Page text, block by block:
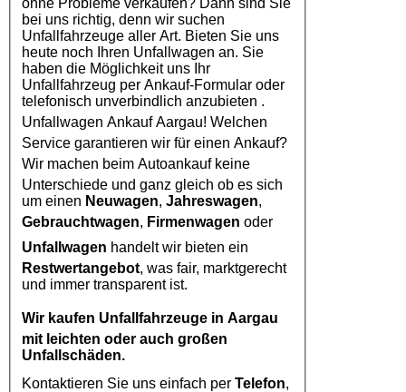
ohne Probleme verkaufen? Dann sind Sie
bei uns richtig, denn wir suchen
Unfallfahrzeuge aller Art. Bieten Sie uns
heute noch Ihren Unfallwagen an. Sie
haben die Möglichkeit uns Ihr
Unfallfahrzeug per Ankauf-Formular oder
telefonisch unverbindlich anzubieten .
Unfallwagen Ankauf Aargau! Welchen
Service garantieren wir für einen Ankauf?
Wir machen beim Autoankaufkeine
Unterschiede und ganz gleich ob es sich
um einen Neuwagen, Jahreswagen,
Gebrauchtwagen, Firmenwagen oder
Unfallwagen
handelt wir bieten ein
Restwertangebot, was fair, marktgerecht
und immer transparent ist.
Wir kaufen Unfallfahrzeuge in Aargau
mit leichten oder auch großen
Unfallschäden.
Kontaktieren Sie uns einfach per Telefon,